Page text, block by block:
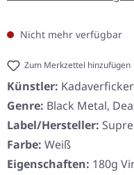
Nicht mehr verfügbar
Zum Merkzettel hinzufügen
Künstler: Kadaverficker
Genre: Black Metal,
Label/Hersteller:
Farbe: Weiß
Eigenschaften: 180g